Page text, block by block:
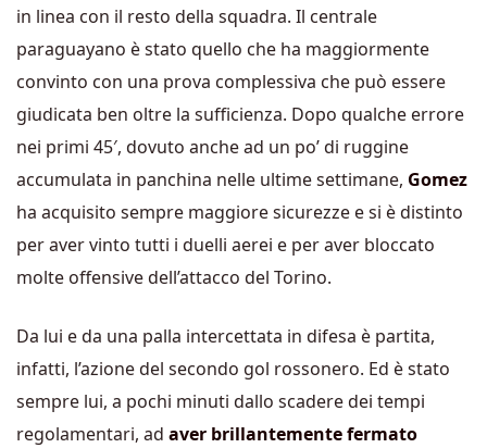
in linea con il resto della squadra. Il centrale
paraguayano è stato quello che ha maggiormente
convinto con una prova complessiva che può essere
giudicata ben oltre la sufficienza. Dopo qualche errore
nei primi 45′, dovuto anche ad un po’ di ruggine
accumulata in panchina nelle ultime settimane, Gomez
ha acquisito sempre maggiore sicurezze e si è distinto
per aver vinto tutti i duelli aerei e per aver bloccato
molte offensive dell’attacco del Torino.
Da lui e da una palla intercettata in difesa è partita,
infatti, l’azione del secondo gol rossonero. Ed è stato
sempre lui, a pochi minuti dallo scadere dei tempi
regolamentari, ad aver brillantemente fermato